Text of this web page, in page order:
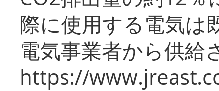
際に使用する電気は
電気事業者から供給
https://